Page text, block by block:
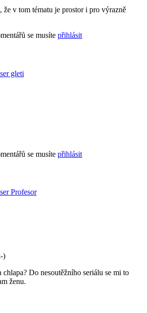
že v tom tématu je prostor i pro výrazně
se musíte přihlásit
se musíte přihlásit
)
Do nesoutěžního seriálu se mi to
ženu.